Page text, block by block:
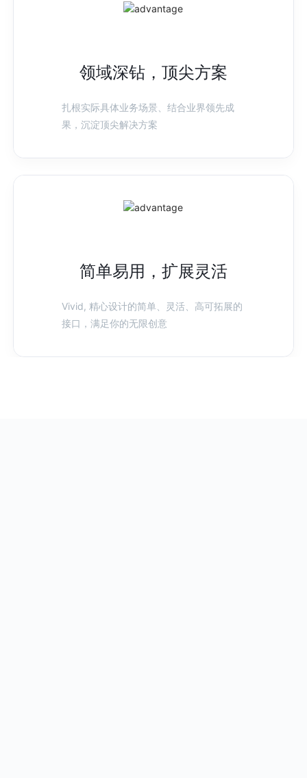
领域深钻，顶尖方案
扎根实际具体业务场景、结合业界领先成
果，沉淀顶尖解决方案
简单易用，扩展灵活
Vivid, 精心设计的简单、灵活、高可拓展的
接口，满足你的无限创意